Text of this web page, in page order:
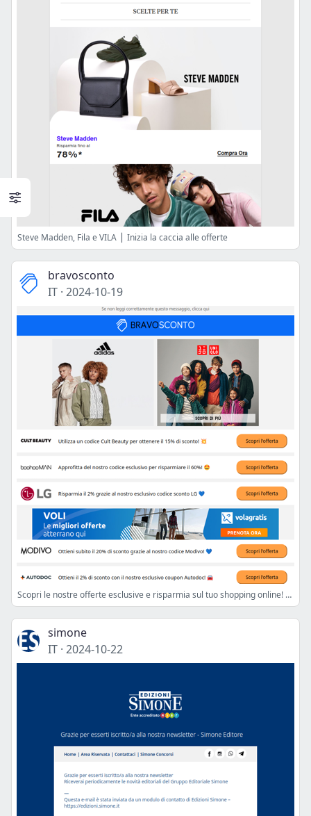
Steve Madden, Fila e VILA ⎪ Inizia la caccia alle offerte
bravosconto
IT · 2024-10-19
Scopri le nostre offerte esclusive e risparmia sul tuo shopping online! 💙
simone
IT · 2024-10-22